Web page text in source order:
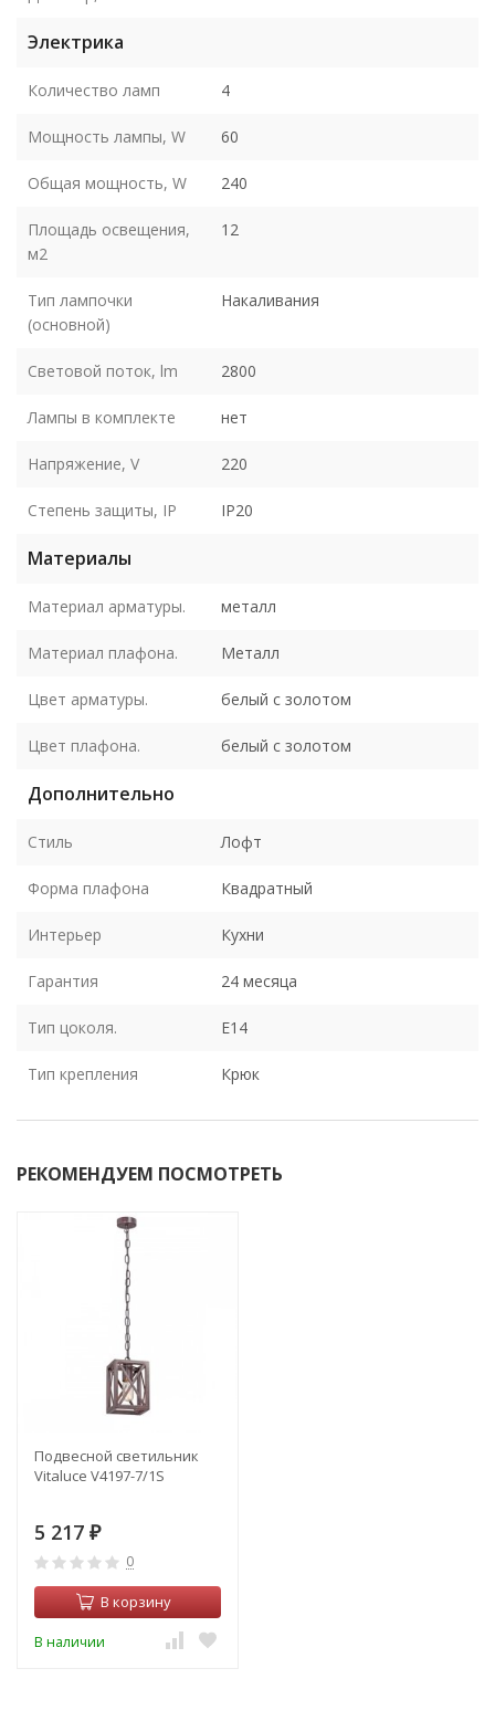
Электрика
Количество ламп 4
Мощность лампы, W 60
Общая мощность, W 240
Площадь освещения,
м2
12
Тип лампочки
(основной)
Накаливания
Световой поток, lm 2800
Лампы в комплекте нет
Напряжение, V 220
Степень защиты, IP IP20
Материалы
Материал арматуры. металл
Материал плафона. Металл
Цвет арматуры. белый с золотом
Цвет плафона. белый с золотом
Дополнительно
Стиль Лофт
Форма плафона Квадратный
Интерьер Кухни
Гарантия 24 месяца
Тип цоколя. E14
Тип крепления Крюк
РЕКОМЕНДУЕМ ПОСМОТРЕТЬ
Подвесной светильник
Vitaluce V4197-7/1S
5 217 ₽
0
В корзину
В наличии